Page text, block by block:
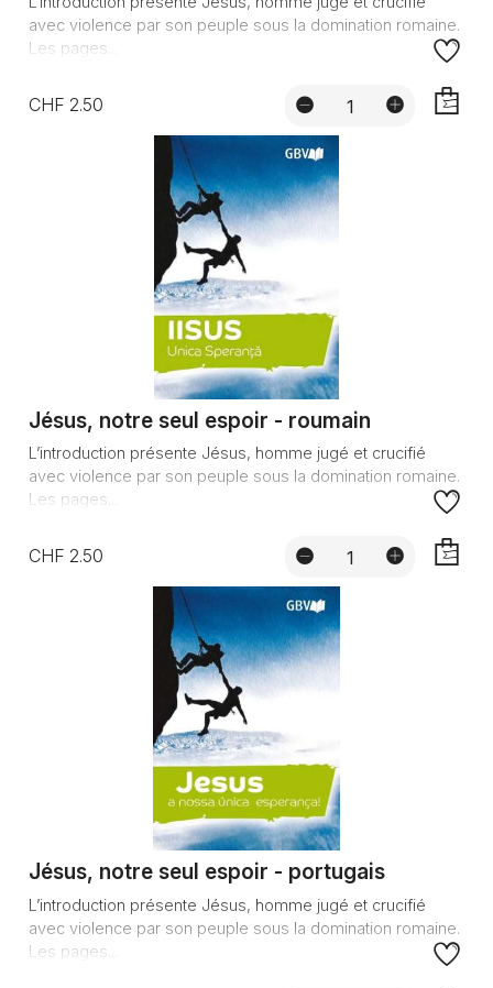
avec violence par son peuple sous la domination romaine.
Les pages...
CHF 2.50
Jésus, notre seul espoir - roumain
L’introduction présente Jésus, homme jugé et crucifié
avec violence par son peuple sous la domination romaine.
Les pages...
CHF 2.50
Jésus, notre seul espoir - portugais
L’introduction présente Jésus, homme jugé et crucifié
avec violence par son peuple sous la domination romaine.
Les pages...